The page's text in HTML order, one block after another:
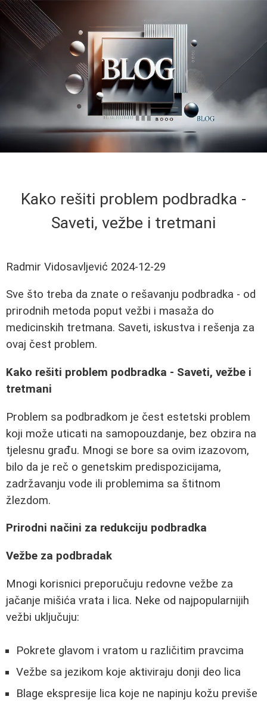
Kako rešiti problem podbradka -
Saveti, vežbe i tretmani
Radmir Vidosavljević 2024-12-29
Sve što treba da znate o rešavanju podbradka - od
prirodnih metoda poput vežbi i masaža do
medicinskih tretmana. Saveti, iskustva i rešenja za
ovaj čest problem.
Kako rešiti problem podbradka - Saveti, vežbe i
tretmani
Problem sa podbradkom je čest estetski problem
koji može uticati na samopouzdanje, bez obzira na
tjelesnu građu. Mnogi se bore sa ovim izazovom,
bilo da je reč o genetskim predispozicijama,
zadržavanju vode ili problemima sa štitnom
žlezdom.
Prirodni načini za redukciju podbradka
Vežbe za podbradak
Mnogi korisnici preporučuju redovne vežbe za
jačanje mišića vrata i lica. Neke od najpopularnijih
vežbi uključuju:
Pokrete glavom i vratom u različitim pravcima
Vežbe sa jezikom koje aktiviraju donji deo lica
Blage ekspresije lica koje ne napinju kožu previše